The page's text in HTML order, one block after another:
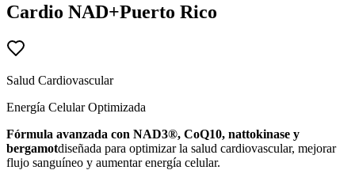
Cardio NAD+Puerto Rico
Salud Cardiovascular
Energía Celular Optimizada
Fórmula avanzada con NAD3®, CoQ10, nattokinase y
bergamotdiseñada para optimizar la salud cardiovascular, mejorar
flujo sanguíneo y aumentar energía celular.